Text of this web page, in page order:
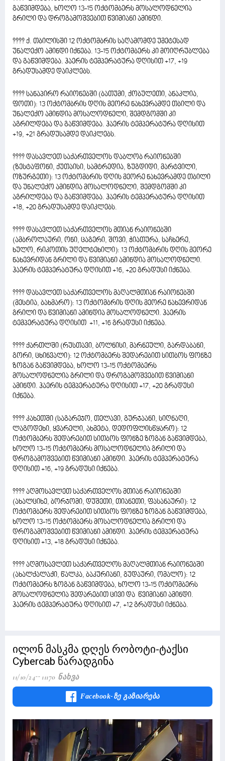
გაწვიმდება, ხოლო 13-15 ოქტომბერს მოსალოდნელია
გრილი და დროგამოშვებით წვიმიანი ამინდი.
???? ქ. თბილისში 12 ოქტომბრის საღამომდე უმეტესად
უნალექო ამინდი იქნება. 13-15 ოქტომბერს კი მოიღრუბლება
და გაწვიმდება. ჰაერის ტემპერატურა დღისით +17, +19
გრადუსამდე დაიკლებს.
???? სანაპირო რაიონებში (ბათუმი, ქობულეთი, ანაკლია,
ფოთი): 13 ოქტომბრის დღის მეორე ნახევრამდე თბილი და
უნალექო ამინდია მოსალოდნელი, შემდგომში კი
აგრილდება და გაწვიმდება. ჰაერის ტემპერატურა დღისით
+19, +21 გრადუსამდე დაიკლებს.
???? დასავლეთ საქართველოს დაბლობ რაიონებში
(ზესტაფონი, ქუთაისი, სამტრედია, ზუგდიდი, მარტვილი,
ოზურგეთი): 13 ოქტომბრის დღის მეორე ნახევრამდე თბილი
და უნალექო ამინდია მოსალოდნელი, შემდგომში კი
აგრილდება და გაწვიმდება. ჰაერის ტემპერატურა დღისით
+18, +20 გრადუსამდე დაიკლებს.
???? დასავლეთ საქართველოს მთიან რაიონებში
(ამბროლაური, ონი, ცაგერი, შოვი, ჭიათურა, საჩხერე,
ხულო, რიკოთის უღელტეხილი): 13 ოქტომბრის დღის მეორე
ნახევრიდან გრილი და წვიმიანი ამინდია მოსალოდნელი.
ჰაერის ტემპერატურა დღისით +16, +20 გრადუსი იქნება.
???? დასავლეთ საქართველოს მაღალმთიან რაიონებში
(მესტია, ბახმარო): 13 ოქტომბრის დღის მეორე ნახევრიდან
გრილი და წვიმიანი ამინდია მოსალოდნელი. ჰაერის
ტემპერატურა დღისით +11, +16 გრადუსი იქნება.
???? ქართლში (რუსთავი, ბოლნისი, მარნეული, გარდაბანი,
გორი, ცხინვალი): 12 ოქტომბერს შედარებით სითბოს ფონზე
ზოგან გაწვიმდება, ხოლო 13-15 ოქტომბერს
მოსალოდნელია გრილი და დროგამოშვებით წვიმიანი
ამინდი. ჰაერის ტემპერატურა დღისით +17, +20 გრადუსი
იქნება.
???? კახეთში (საგარეჯო, თელავი, გურჯაანი, სიღნაღი,
ლაგოდეხი, ყვარელი, ახმეტა, დედოფლისწყარო): 12
ოქტომბერს შედარებით სითბოს ფონზე ზოგან გაწვიმდება,
ხოლო 13-15 ოქტომბერს მოსალოდნელია გრილი და
დროგამოშვებით წვიმიანი ამინდი. ჰაერის ტემპერატურა
დღისით +16, +19 გრადუსი იქნება.
???? აღმოსავლეთ საქართველოს მთიან რაიონებში
(ახალციხე, ბორჯომი, დუშეთი, თიანეთი, ფასანაური): 12
ოქტომბერს შედარებით სითბოს ფონზე ზოგან გაწვიმდება,
ხოლო 13-15 ოქტომბერს მოსალოდნელია გრილი და
დროგამოშვებით წვიმიანი ამინდი. ჰაერის ტემპერატურა
დღისით +13, +18 გრადუსი იქნება.
???? აღმოსავლეთ საქართველოს მაღალმთიან რაიონებში
(ახალქალაქი, წალკა, ბაკურიანი, გუდაური, ომალო): 12
ოქტომბერს ზოგან გაწვიმდება, ხოლო 13-15 ოქტომბერს
მოსალოდნელია შედარებით ცივი და წვიმიანი ამინდი.
ჰაერის ტემპერატურა დღისით +7, +12 გრადუსი იქნება.
ილონ მასკმა დღეს რობოტი-ტაქსი
Cybercab წარადგინა
11/10/24 11170 Ნახვა
Facebook-Ზე Გაზიარება